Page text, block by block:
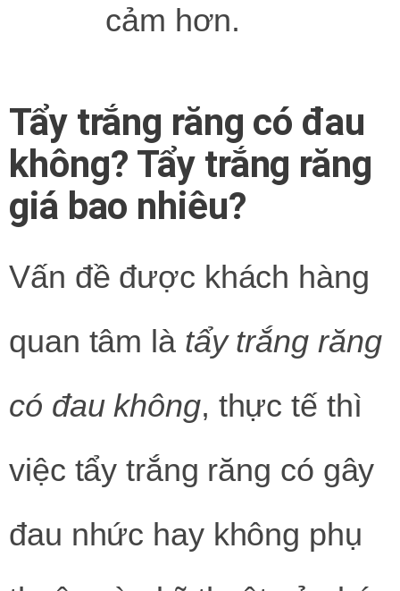
cảm hơn.
Tẩy trắng răng có đau
không? Tẩy trắng răng
giá bao nhiêu?
Vấn đề được khách hàng
quan tâm là tẩy trắng răng
có đau không, thực tế thì
việc tẩy trắng răng có gây
đau nhức hay không phụ